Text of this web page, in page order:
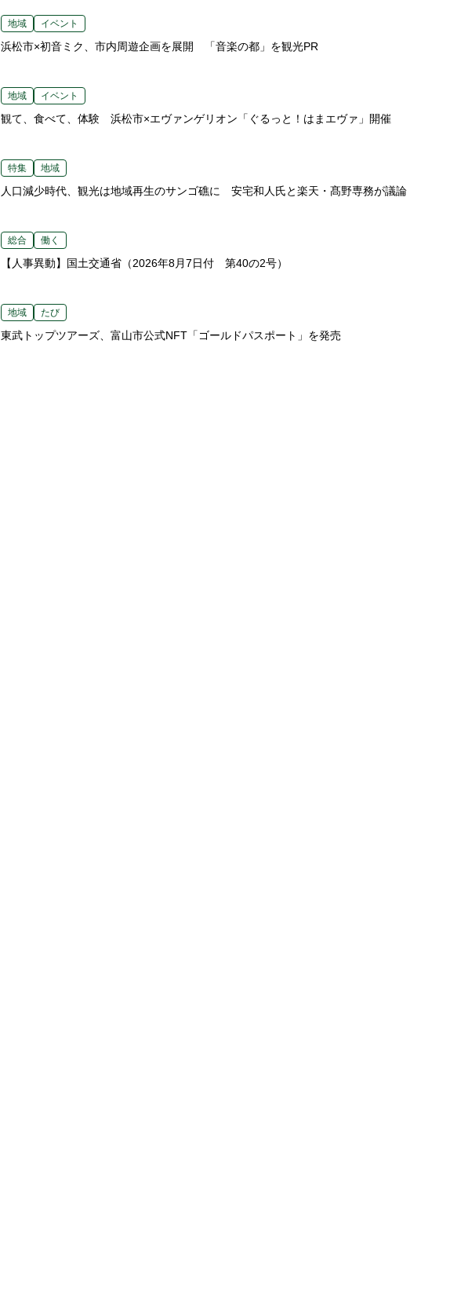
地域 イベント
浜松市×初音ミク、市内周遊企画を展開 「音楽の都」を観光PR
地域 イベント
観て、食べて、体験 浜松市×エヴァンゲリオン「ぐるっと！はまエヴァ」開催
特集 地域
人口減少時代、観光は地域再生のサンゴ礁に 安宅和人氏と楽天・髙野専務が議論
総合 働く
【人事異動】国土交通省（2026年8月7日付 第40の2号）
地域 たび
東武トップツアーズ、富山市公式NFT「ゴールドパスポート」を発売